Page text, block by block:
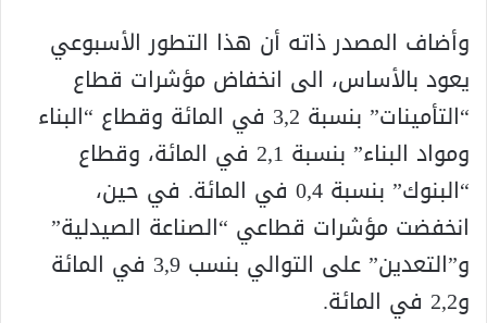
وأضاف المصدر ذاته أن هذا التطور الأسبوعي
يعود بالأساس، الى انخفاض مؤشرات قطاع
“التأمينات” بنسبة 3,2 في المائة وقطاع “البناء
ومواد البناء” بنسبة 2,1 في المائة، وقطاع
“البنوك” بنسبة 0,4 في المائة. في حين،
انخفضت مؤشرات قطاعي “الصناعة الصيدلية”
و”التعدين” على التوالي بنسب 3,9 في المائة
و2,2 في المائة.